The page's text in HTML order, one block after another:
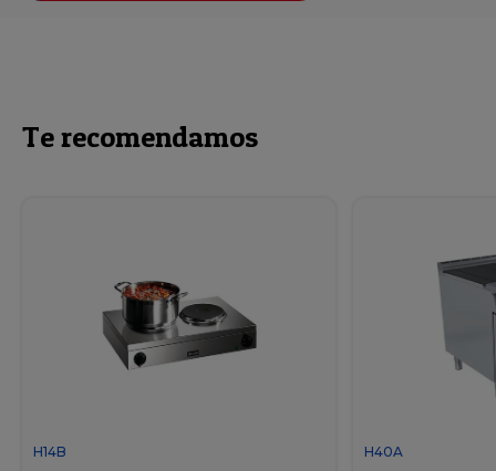
Te recomendamos
H14B H40A